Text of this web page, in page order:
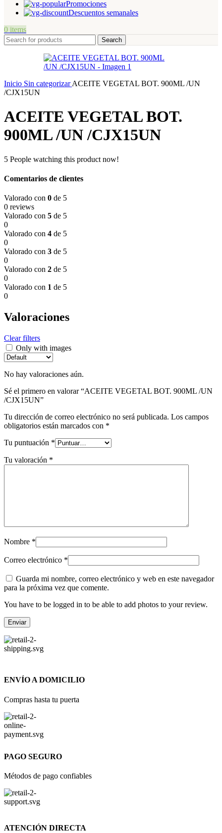
Promociones
Descuentos semanales
0 items
Search
Inicio Sin categorizarACEITE VEGETAL BOT. 900ML /UN
/CJX15UN
ACEITE VEGETAL BOT.
900ML /UN /CJX15UN
5 People watching this product now!
Comentarios de clientes
Valorado con 0 de 5
0 reviews
Valorado con 5 de 5
0
Valorado con 4 de 5
0
Valorado con 3 de 5
0
Valorado con 2 de 5
0
Valorado con 1 de 5
0
Valoraciones
Clear filters
Only with images
No hay valoraciones aún.
Sé el primero en valorar “ACEITE VEGETAL BOT. 900ML /UN
/CJX15UN”
Tu dirección de correo electrónico no será publicada. Los campos
obligatorios están marcados con *
Tu puntuación *
Tu valoración *
Nombre *
Correo electrónico *
Guarda mi nombre, correo electrónico y web en este navegador
para la próxima vez que comente.
You have to be logged in to be able to add photos to your review.
ENVÍO A DOMICILIO
Compras hasta tu puerta
PAGO SEGURO
Métodos de pago confiables
ATENCIÓN DIRECTA